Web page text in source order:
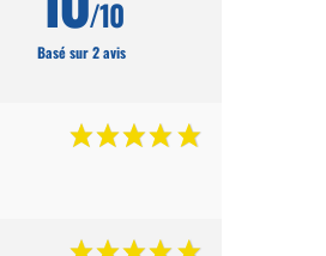
/10
Basé sur 2 avis